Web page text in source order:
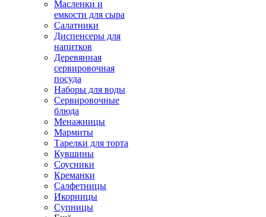
Масленки и
емкости для сыра
Салатники
Диспенсеры для
напитков
Деревянная
сервировочная
посуда
Наборы для воды
Сервировочные
блюда
Менажницы
Мармиты
Тарелки для торта
Кувшины
Соусники
Креманки
Салфетницы
Икорницы
Супницы